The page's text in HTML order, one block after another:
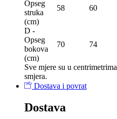
Opseg
struka
(сm)
58 60
D -
Opseg
bokova
(сm)
70 74
Sve mjere su u centrimetrima
smjera.
Dostava i povrat
Dostava